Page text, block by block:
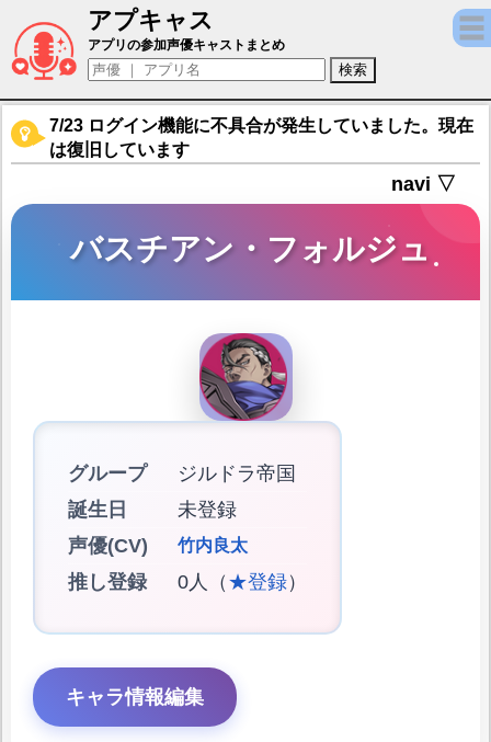
アプキャス
バスチアン・フォルジュ（声優：竹内良太)
アプリの参加声優キャストまとめ
7/23 ログイン機能に不具合が発生していました。現在
は復旧しています
navi ▽
バスチアン・フォルジュ
グループ
ジルドラ帝国
誕生日
未登録
声優(CV)
竹内良太
推し登録 0人（ ★登録）
キャラ情報編集